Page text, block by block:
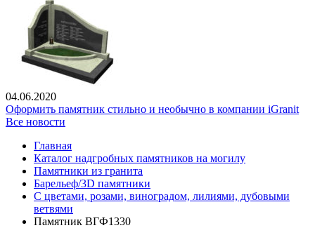
04.06.2020
Оформить памятник стильно и необычно в компании iGranit
Все новости
Главная
Каталог надгробных памятников на могилу
Памятники из гранита
Барельеф/3D памятники
С цветами, розами, виноградом, лилиями, дубовыми
ветвями
Памятник ВГФ1330